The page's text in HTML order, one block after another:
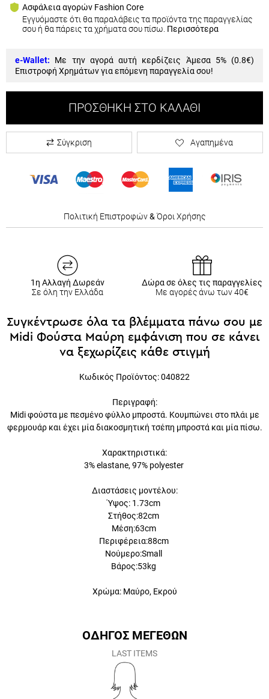
Ασφάλεια αγορών Fashion Core
Εγγυόμαστε ότι θα παραλάβεις τα προϊόντα της παραγγελίας
σου ή θα πάρεις τα χρήματα σου πίσω. Περισσότερα
e-Wallet: Με την αγορά αυτή κερδίζεις Άμεσα 5% (0.8€)
Επιστροφή Χρημάτων για επόμενη παραγγελία σου!
ΠΡΟΣΘΉΚΗ ΣΤΟ ΚΑΛΆΘΙ
Σύγκριση Αγαπημένα
Πολιτική Επιστροφών&Όροι Χρήσης
1η Αλλαγή Δωρεάν
Σε όλη την Ελλάδα
Δώρα σε όλες τις παραγγελίες
Με αγορές άνω των 40€
Συγκέντρωσε όλα τα βλέμματα πάνω σου με
Midi Φούστα Μαύρη εμφάνιση που σε κάνει
να ξεχωρίζεις κάθε στιγμή
Κωδικός Προϊόντος: 040822
Περιγραφή:
Midi φούστα με πεσμένο φύλλο μπροστά. Κουμπώνει στο πλάι με
φερμουάρ και έχει μία διακοσμητική τσέπη μπροστά και μία πίσω.
Χαρακτηριστικά:
3% elastane, 97% polyester
Διαστάσεις μοντέλου:
Ύψος: 1.73cm
Στήθος:82cm
Μέση:63cm
Περιφέρεια:88cm
Νούμερο:Small
Βάρος:53kg
Χρώμα: Μαύρο, Εκρού
ΟΔΗΓΟΣ ΜΕΓΕΘΩΝ
LAST ITEMS